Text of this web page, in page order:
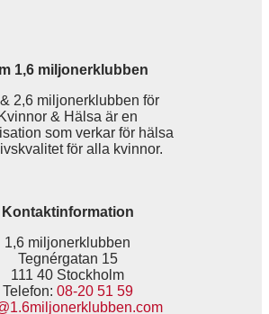
1,6 miljonerklubben
2,6 miljonerklubben för
Kvinnor & Hälsa är en
som verkar för hälsa
för alla kvinnor.
Kontaktinformation
1,6 miljonerklubben
Tegnérgatan 15
111 40 Stockholm
Telefon: 08-20 51 59